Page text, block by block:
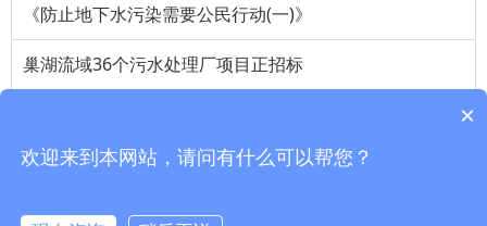
《防止地下水污染需要公民行动(一)》
巢湖流域36个污水处理厂项目正招标
高纯度氟化氢生产工艺
生命之源水处理行业基本知识13细则
×
欢迎来到本网站，请问有什么可以帮您？